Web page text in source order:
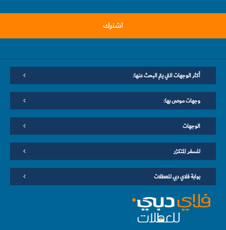
اشترك
أكثر الوجهات التي يتم البحث عنها:
وجهات موصى بها:
الوجهات
للسفر المتكرّر
بوابة فلاي دبي للعطلات